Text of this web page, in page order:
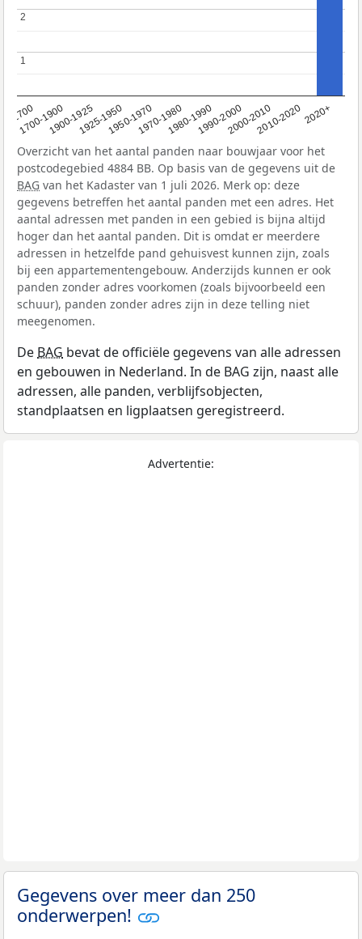
<1700
1700-19001900-19251925-19501950-19701970-19801980-19901990-20002000-20102010-20202020+
11
2
2
Overzicht van het aantal panden naar bouwjaar voor het
postcodegebied 4884 BB. Op basis van de gegevens uit de
BAG van het Kadaster van 1 juli 2026. Merk op: deze
gegevens betreffen het aantal panden met een adres. Het
aantal adressen met panden in een gebied is bijna altijd
hoger dan het aantal panden. Dit is omdat er meerdere
adressen in hetzelfde pand gehuisvest kunnen zijn, zoals
bij een appartementengebouw. Anderzijds kunnen er ook
panden zonder adres voorkomen (zoals bijvoorbeeld een
schuur), panden zonder adres zijn in deze telling niet
meegenomen.
De BAG bevat de officiële gegevens van alle adressen
en gebouwen in Nederland. In de BAG zijn, naast alle
adressen, alle panden, verblijfsobjecten,
standplaatsen en ligplaatsen geregistreerd.
Advertentie:
Gegevens over meer dan 250
onderwerpen!